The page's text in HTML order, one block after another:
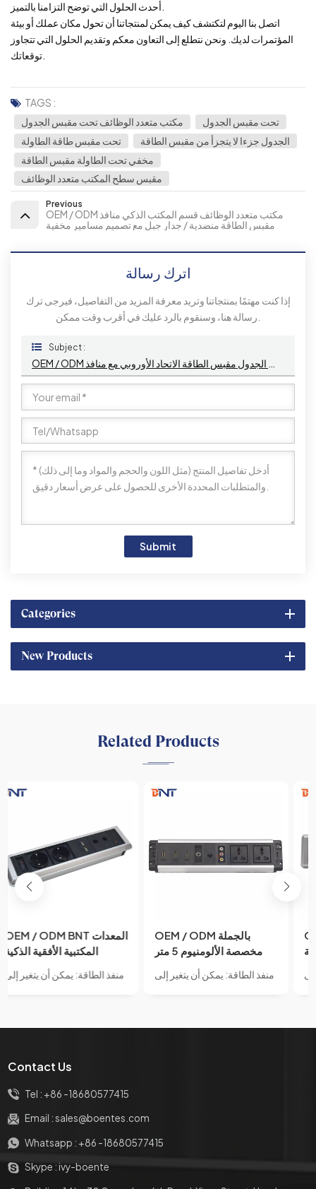
اتصل بنا اليوم لتكتشف كيف يمكن لمنتجاتنا أن تحول مكان عملك أو بيئة
المؤتمرات لديك. ونحن نتطلع إلى التعاون معكم وتقديم الحلول التي تتجاوز
TAGS :
مكتب متعدد الوظائف تحت مقبس الجدول
تحت مقبس الجدول
تحت مقبس طاقة الطاولة
الجدول جزءا لا يتجزأ من مقبس الطاقة
مخفي تحت الطاولة مقبس الطاقة
مقبس سطح المكتب متعدد الوظائف
Previous
OEM / ODM مكتب متعدد الوظائف قسم المكتب الذكي منافذ
مقبس الطاقة منضدية / جدار جبل مع تصميم مسامير مخفية
اترك رسالة
إذا كنت مهتمًا بمنتجاتنا وتريد معرفة المزيد من التفاصيل، فيرجى ترك
Subject :
Submit
Categories
New Products
Related Products
OEM / ODM بالجملة
مخصصة الألومنيوم 5 متر
منافذ التيار المتردد IP44
منفذ الطاقة: يمكن أن يتغير إلى
OEM / ODM BNT جديد
وصول سطح المكتب الطاقة
البيانات المقبس عالية- DMI
/ 3.5 الصوت / RJ45 سبائك
منفذ الطاقة: يمكن أن يتغير إلى
Contact Us
Tel : +86 -18680577415
Email :sales@boentes.com
Whatsapp : +86 -18680577415
Skype :ivy-boente